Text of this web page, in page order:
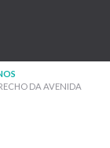
DA AVENIDA